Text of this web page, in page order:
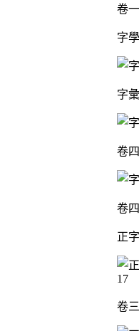
卷
字
字彙
卷
卷
正
卷